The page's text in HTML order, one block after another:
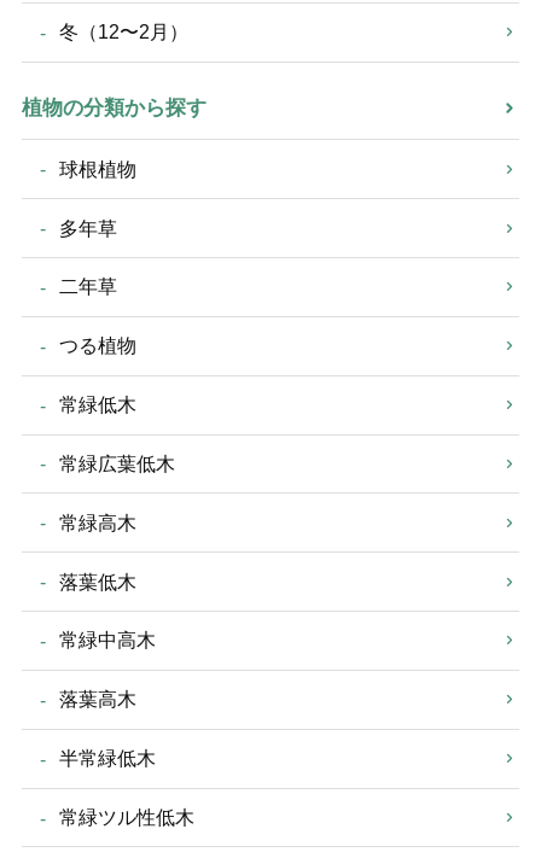
冬（12〜2月）
植物の分類から探す
球根植物
多年草
二年草
つる植物
常緑低木
常緑広葉低木
常緑高木
落葉低木
常緑中高木
落葉高木
半常緑低木
常緑ツル性低木